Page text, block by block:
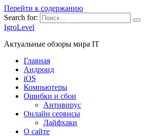
Перейти к содержанию
Search for:
IgroLevel
Актуальные обзоры мира IT
Главная
Андроид
iOS
Компьютеры
Ошибки и сбои
Антивирус
Онлайн сервисы
Лайфхаки
О сайте